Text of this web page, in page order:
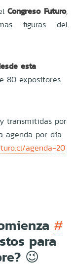
Congreso Futuro,
figuras del
esta
80 expositores
transmitidas por
agenda por día
agenda-20
#
para
😉